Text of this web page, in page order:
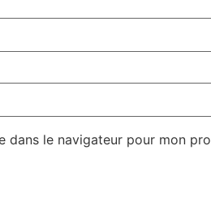
dans le navigateur pour mon